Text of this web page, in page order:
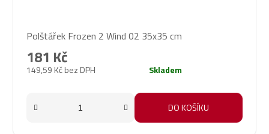
Polštářek Frozen 2 Wind 02 35x35 cm
149,59 Kč bez DPH
181 Kč
Skladem
DO KOŠÍKU